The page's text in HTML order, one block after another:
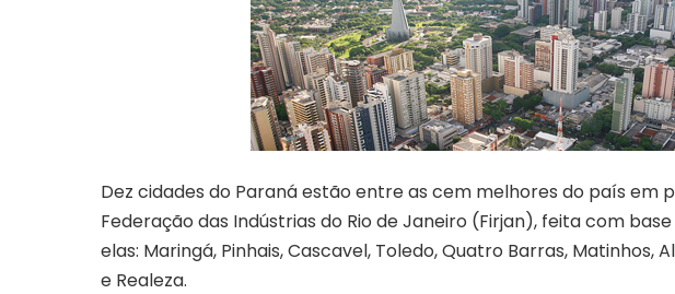
Dez cidades do Paraná estão entre as cem melhores do país em
Federação das Indústrias do Rio de Janeiro (Firjan), feita com base
elas: Maringá, Pinhais, Cascavel, Toledo, Quatro Barras, Matinhos,
e Realeza.